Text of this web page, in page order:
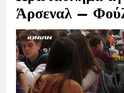
Άρσεναλ –